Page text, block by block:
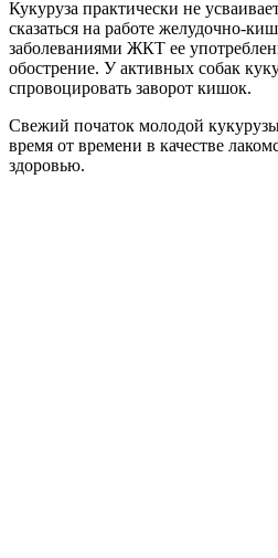
Кукуруза практически не
сказаться на работе желудочно-
заболеваниями ЖКТ ее
обострение. У активных собак
спровоцировать заворот кишок.
Свежий початок молодой
время от времени в качестве
здоровью.